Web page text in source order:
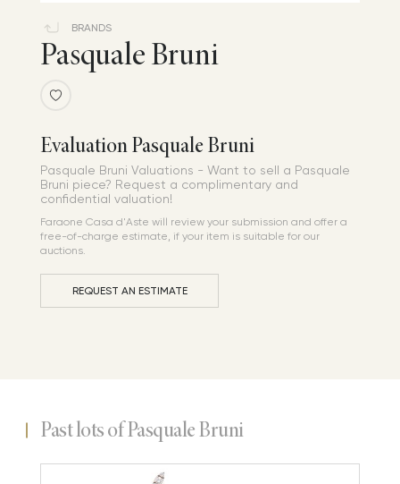
BRANDS
Pasquale Bruni
Evaluation Pasquale Bruni
Pasquale Bruni Valuations - Want to sell a Pasquale
Bruni piece? Request a complimentary and
confidential valuation!
Faraone Casa d'Aste will review your submission and offer a
free-of-charge estimate, if your item is suitable for our
auctions.
REQUEST AN ESTIMATE
Past lots of Pasquale Bruni